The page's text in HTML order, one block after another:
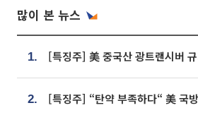
많이 본 뉴스
1.
2.